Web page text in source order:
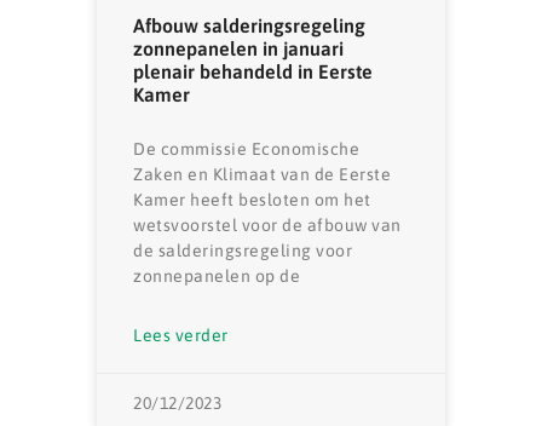
Afbouw salderingsregeling
zonnepanelen in januari
plenair behandeld in Eerste
Kamer
De commissie Economische
Zaken en Klimaat van de Eerste
Kamer heeft besloten om het
wetsvoorstel voor de afbouw van
de salderingsregeling voor
zonnepanelen op de
Lees verder
20/12/2023